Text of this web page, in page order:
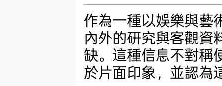
作為一種以娛樂與藝
內外的研究與客觀資
缺。這種信息不對稱
於片面印象，並認為